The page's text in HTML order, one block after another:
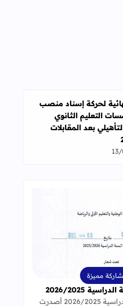
لحركة إسناد منصب مدير بمؤسسات
لحركة إسناد منصب
التعليم الثانوي
بعد المقابلات
قراءة المزيد عن مقرر تنظيم السنة الدراسية
مميزة
2026/2025
مقرر تنظيم السنة الدراسية 2026/2025 أصدرت